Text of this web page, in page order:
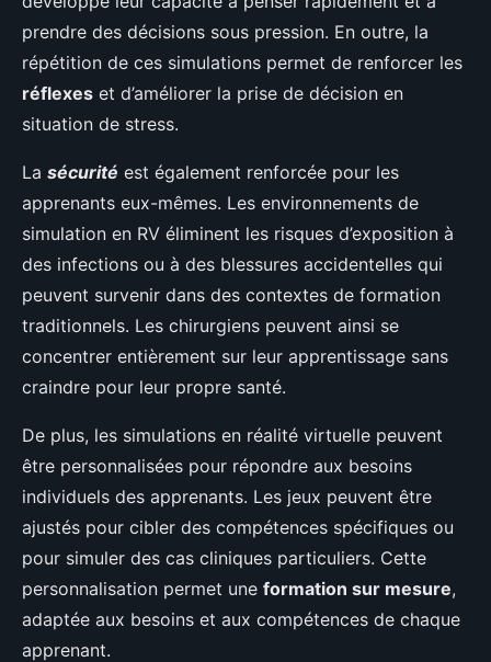
prendre des décisions sous pression. En outre, la
répétition de ces simulations permet de renforcer les
réflexes et d’améliorer la prise de décision en
situation de stress.
La sécurité est également renforcée pour les
apprenants eux-mêmes. Les environnements de
simulation en RV éliminent les risques d’exposition à
des infections ou à des blessures accidentelles qui
peuvent survenir dans des contextes de formation
traditionnels. Les chirurgiens peuvent ainsi se
concentrer entièrement sur leur apprentissage sans
craindre pour leur propre santé.
De plus, les simulations en réalité virtuelle peuvent
être personnalisées pour répondre aux besoins
individuels des apprenants. Les jeux peuvent être
ajustés pour cibler des compétences spécifiques ou
pour simuler des cas cliniques particuliers. Cette
personnalisation permet une formation sur mesure,
adaptée aux besoins et aux compétences de chaque
apprenant.